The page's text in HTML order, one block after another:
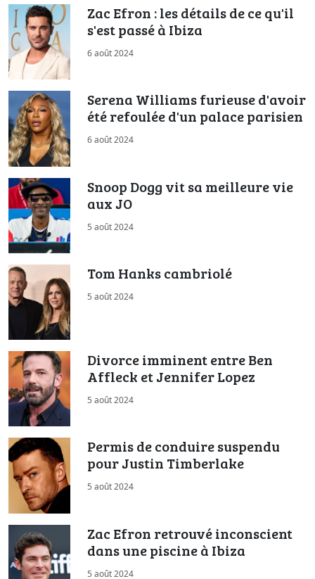
Zac Efron : les détails de ce qu'il
s'est passé à Ibiza
6 août 2024
Serena Williams furieuse d'avoir
été refoulée d'un palace parisien
6 août 2024
Snoop Dogg vit sa meilleure vie
aux JO
5 août 2024
Tom Hanks cambriolé
5 août 2024
Divorce imminent entre Ben
Affleck et Jennifer Lopez
5 août 2024
Permis de conduire suspendu
pour Justin Timberlake
5 août 2024
Zac Efron retrouvé inconscient
dans une piscine à Ibiza
5 août 2024